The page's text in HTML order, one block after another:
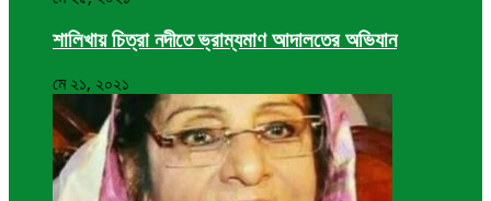
শালিখায় চিত্রা নদীতে ভ্রাম্যমাণ আদালতের অভিযান
মে ২১, ২০২১